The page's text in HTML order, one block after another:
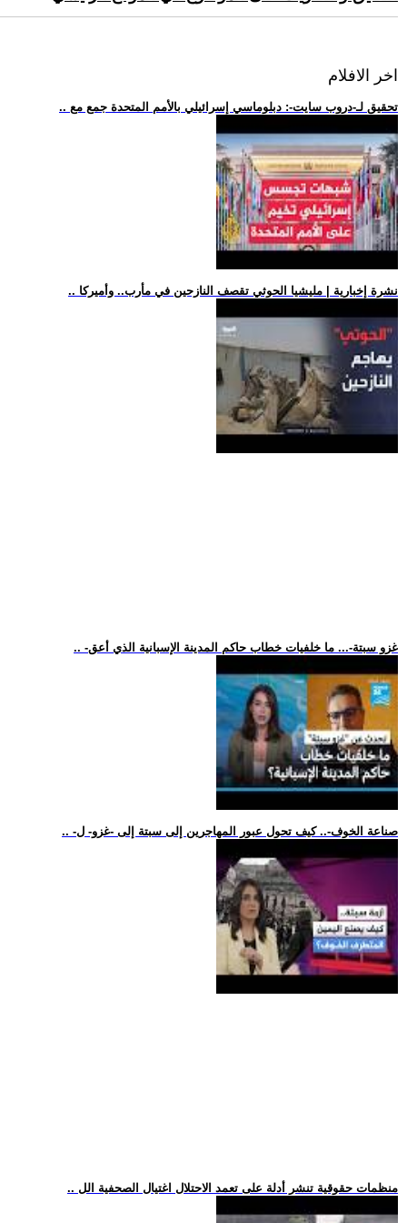
اخر الافلام
.. تحقيق لـ-دروب سايت-: دبلوماسي إسرائيلي بالأمم المتحدة جمع مع
.. نشرة إخبارية | مليشيا الحوثي تقصف النازحين في مأرب.. وأميركا
.. -غزو سبتة-... ما خلفيات خطاب حاكم المدينة الإسبانية الذي أعق
.. -صناعة الخوف-.. كيف تحول عبور المهاجرين إلى سبتة إلى -غزو- ل
.. منظمات حقوقية تنشر أدلة على تعمد الاحتلال اغتيال الصحفية الل